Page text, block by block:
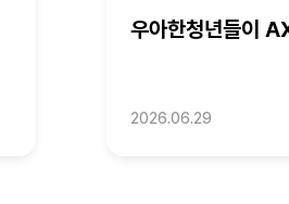
우아한청년들이
2026.06.29